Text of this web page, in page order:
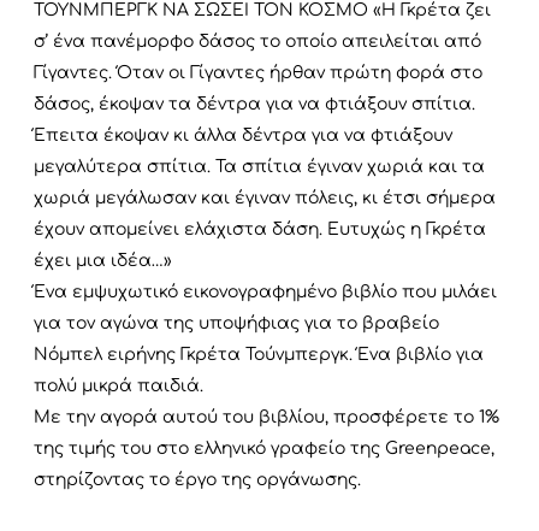
ΤΟΥΝΜΠΕΡΓΚ ΝΑ ΣΩΣΕΙ ΤΟΝ ΚΟΣΜΟ «Η Γκρέτα ζει
σ’ ένα πανέμορφο δάσος το οποίο απειλείται από
Γίγαντες. Όταν οι Γίγαντες ήρθαν πρώτη φορά στο
δάσος, έκοψαν τα δέντρα για να φτιάξουν σπίτια.
Έπειτα έκοψαν κι άλλα δέντρα για να φτιάξουν
μεγαλύτερα σπίτια. Τα σπίτια έγιναν χωριά και τα
χωριά μεγάλωσαν και έγιναν πόλεις, κι έτσι σήμερα
έχουν απομείνει ελάχιστα δάση. Ευτυχώς η Γκρέτα
έχει μια ιδέα…»
Ένα εμψυχωτικό εικονογραφημένο βιβλίο που μιλάει
για τον αγώνα της υποψήφιας για το βραβείο
Νόμπελ ειρήνης Γκρέτα Τούνμπεργκ. Ένα βιβλίο για
πολύ μικρά παιδιά.
Με την αγορά αυτού του βιβλίου, προσφέρετε το 1%
της τιμής του στο ελληνικό γραφείο της Greenpeace,
στηρίζοντας το έργο της οργάνωσης.